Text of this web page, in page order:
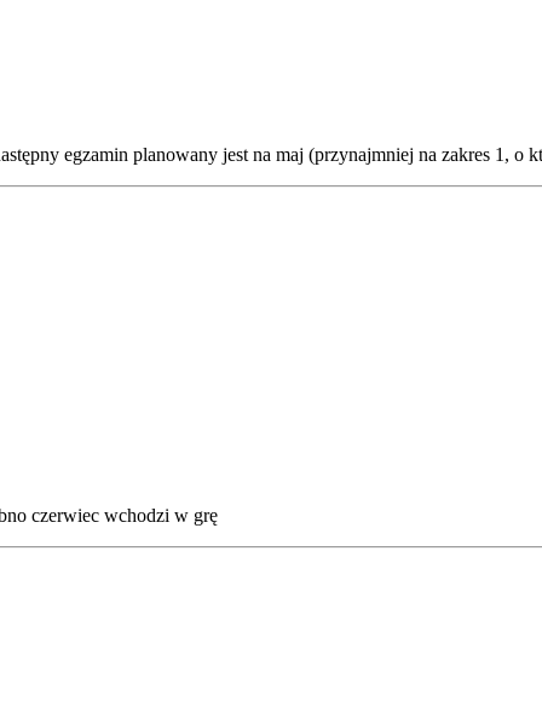
egzamin planowany jest na maj (przynajmniej na zakres 1, o
czerwiec wchodzi w grę